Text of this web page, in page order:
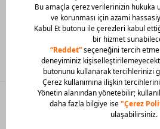
Mobil Uygulamamızı